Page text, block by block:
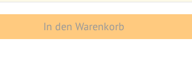
In den Warenkorb